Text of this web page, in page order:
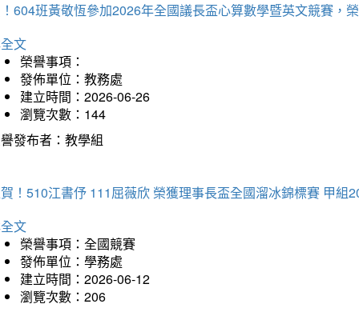
604班黃敬恆參加2026年全國議長盃心算數學暨英文競賽，
文
榮譽事項：
發佈單位：教務處
建立時間：2026-06-26
瀏覽次數：144
發布者：教學組
！510江書伃 111屈薇欣 榮獲理事長盃全國溜冰錦標賽 甲組
文
榮譽事項：全國競賽
發佈單位：學務處
建立時間：2026-06-12
瀏覽次數：206